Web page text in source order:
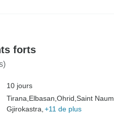
forts
10 jours
Tirana, Elbasan, Ohrid, Saint Naum,
Gjirokastra, +11 de plus